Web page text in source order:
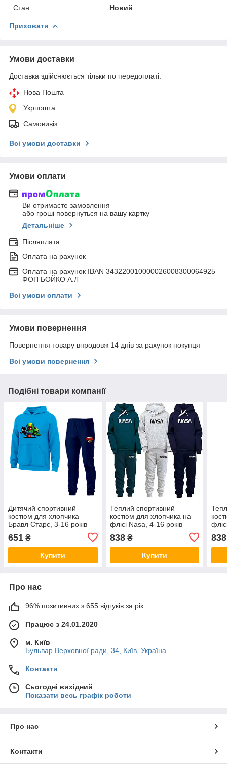
Стан
Новий
Приховати
Умови доставки
Доставка здійснюється тільки по передоплаті.
Нова Пошта
Укрпошта
Самовивіз
Всі умови доставки
Умови оплати
Ви отримаєте замовлення
або гроші повернуться на вашу картку
Детальніше
Післяплата
Оплата на рахунок
Оплата на рахунок IBAN 343220010000026008300064925
ФОП БОЙКО А.Л
Всі умови оплати
Умови повернення
Повернення товару впродовж 14 днів за рахунок покупця
Всі умови повернення
Подібні товари компанії
Дитячий спортивний
костюм для хлопчика
Бравл Старс, 3-16 років
651 ₴
Купити
Теплий спортивний
костюм для хлопчика на
флісі Nasa, 4-16 років
838₴
Купити
838
Про нас
96% позитивних з 655 відгуків за рік
Працює з 24.01.2020
м. Київ
Бульвар Верховної ради, 34, Київ, Україна
Контакти
Сьогодні вихідний
Показати весь графік роботи
Про нас
Контакти